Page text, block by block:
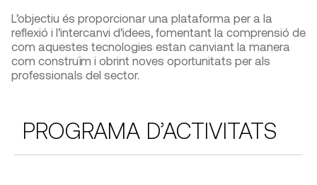
L’objectiu és proporcionar una plataforma per a la
reflexió i l’intercanvi d’idees, fomentant la comprensió de
com aquestes tecnologies estan canviant la manera
com construïm i obrint noves oportunitats per als
professionals del sector.
PROGRAMA D’ACTIVITATS